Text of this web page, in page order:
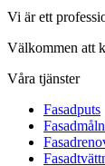
Vi är ett
Välkommen att
Våra tjänster
Fasadputs